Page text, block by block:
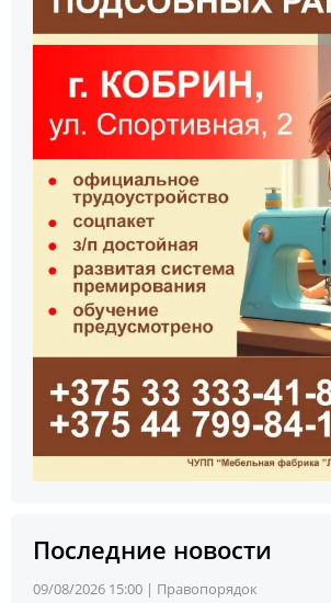
Последние новости
09/08/2026 15:00 | Правопорядок